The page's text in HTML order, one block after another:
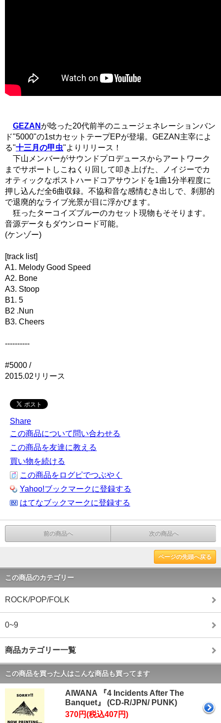
GEZAN が唸った20代前半のニュージェネレーションバン
ド"5000"の1stカセットテープEPが登場。GEZAN主宰によ
る"十三月の甲虫"よりリリース！
下山メンバーがサウンドプロデュースからアートワーク
までサポートしこねくり回して叩き上げた、ノイジーでカ
オティックなポストハードコアサウンドを1曲1分半程度に
押し込んだ全6曲収録。不協和音な感情むき出しで、刹那的
で退廃的なライブ光景が目に浮かびます。
狂ったターコイズブルーのカセット現物もそそります。
音源データもダウンロード可能。
(ケンゾー)
[track list]
A1. Melody Good Speed
A2. Bone
A3. Stoop
B1. 5
B2 .Nun
B3. Cheers
----------
#5000 /
2015.02リリース
Share
この商品について問い合わせる
この商品を友達に教える
買い物を続ける
この商品をログピでつぶやく
Yahoo!ブックマークに登録する
はてなブックマークに登録する
前の商品へ 次の商品へ
ページの先頭へ戻る
この商品のカテゴリー
ROCK/POP/FOLK
0~9
商品カテゴリー一覧
この商品を買った人はこんな商品も買ってます
AIWANA 『4 Incidents After The
Banquet』 (CD-R/JPN/ PUNK)
370円(税込407円)